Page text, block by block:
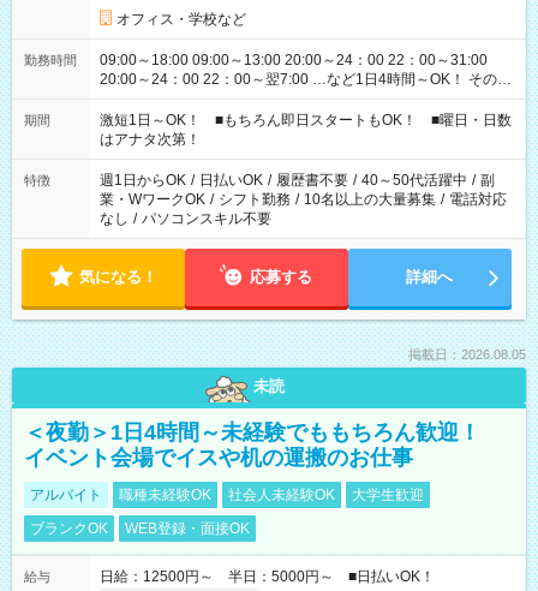
オフィス・学校など
勤務時間
09:00～18:00 09:00～13:00 20:00～24：00 22：00～31:00
20:00～24：00 22：00～翌7:00 …など1日4時間～OK！ その他
シフトもございます！ お気軽にご相談ください！
期間
激短1日～OK！ ■もちろん即日スタートもOK！ ■曜日・日数
はアナタ次第！
特徴 週1日からOK / 日払いOK / 履歴書不要 / 40～50代活躍中 / 副
業・WワークOK / シフト勤務 / 10名以上の大量募集 / 電話対応
なし / パソコンスキル不要
気になる！ 応募する 詳細へ
掲載日：2026.08.05
未読
＜夜勤＞1日4時間～未経験でももちろん歓迎！
イベント会場でイスや机の運搬のお仕事
アルバイト 職種未経験OK 社会人未経験OK
大学生歓迎
ブランクOK
WEB登録・面接OK
給与 日給：12500円～ 半日：5000円～ ■日払いOK！